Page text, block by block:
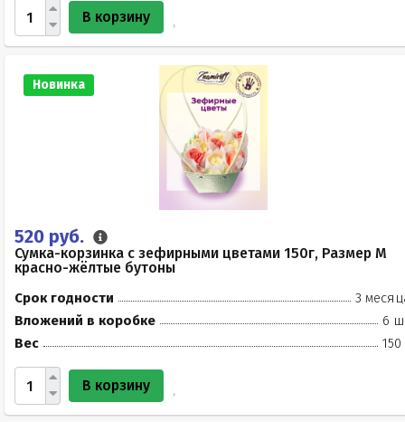
В корзину
Новинка
520 руб.
Сумка-корзинка с зефирными цветами 150г, Размер М
красно-жёлтые бутоны
Срок годности
3
Вложений в коробке
6
Вес
150
В корзину